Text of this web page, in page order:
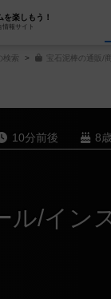
楽しもう！
報サイト
検索 宝石泥棒の通販/
10分前後 8
ル/イン